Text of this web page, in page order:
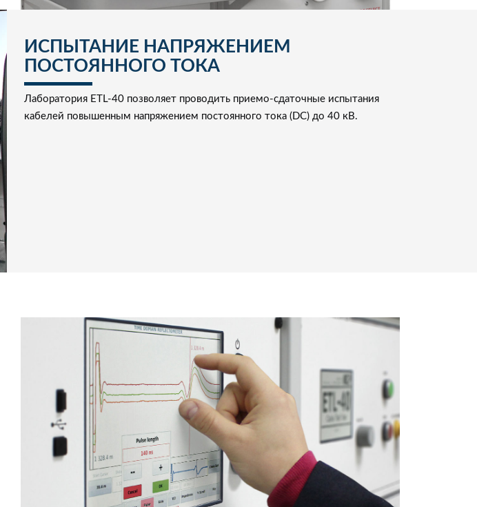
ИСПЫТАНИЕ НАПРЯЖЕНИЕМ
ПОСТОЯННОГО ТОКА
Лаборатория ETL-40 позволяет проводить приемо-сдаточные испытания
кабелей повышенным напряжением постоянного тока (DC) до 40 кВ.